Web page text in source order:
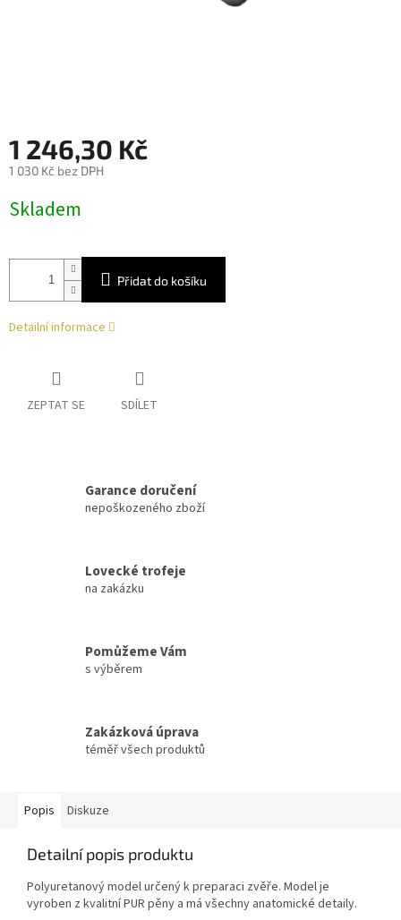
1 246,30 Kč
1 030 Kč bez DPH
cena:
Skladem
Přidat do košíku
Detailní informace
ZEPTAT SE SDÍLET
Garance doručení
nepoškozeného zboží
Lovecké trofeje
na zakázku
Pomůžeme Vám
s výběrem
Zakázková úprava
téměř všech produktů
Popis Diskuze
Detailní popis produktu
Polyuretanový model určený k preparaci zvěře. Model je
vyroben z kvalitní PUR pěny a má všechny anatomické detaily.